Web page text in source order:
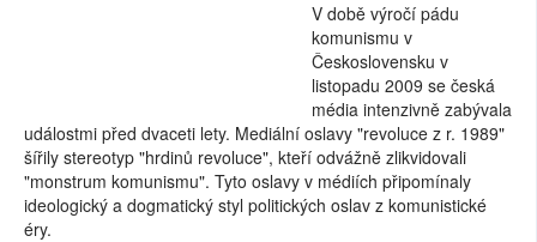
V době výročí pádu
komunismu v
Československu v
listopadu 2009 se česká
média intenzivně zabývala
událostmi před dvaceti lety. Mediální oslavy "revoluce z r. 1989"
šířily stereotyp "hrdinů revoluce", kteří odvážně zlikvidovali
"monstrum komunismu". Tyto oslavy v médiích připomínaly
ideologický a dogmatický styl politických oslav z komunistické
éry.